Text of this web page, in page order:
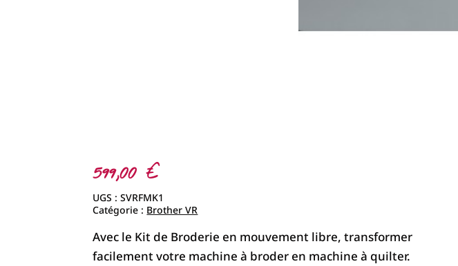
599,00€
UGS :SVRFMK1
Catégorie : Brother VR
Avec le Kit de Broderie en mouvement libre, transformer
facilement votre machine à broder en machine à quilter.